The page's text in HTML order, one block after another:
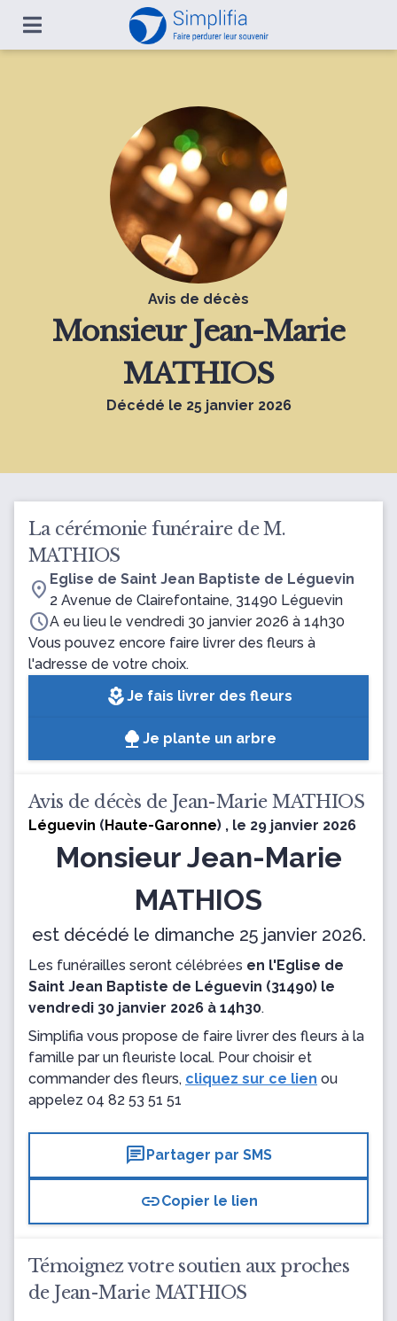
Avis de décès
MonsieurJean-Marie
MATHIOS
Décédé le 25 janvier 2026
La cérémonie funéraire de M.
MATHIOS
location_on Eglise de Saint Jean Baptiste de Léguevin
2 Avenue de Clairefontaine, 31490 Léguevin
scheduleA eu lieu le vendredi 30 janvier 2026 à 14h30
Vous pouvez encore faire livrer des fleurs à
l'adresse de votre choix.
local_floristJe fais livrer des fleurs
Je plante un arbre
Avis de décès de Jean-Marie MATHIOS
Léguevin (Haute-Garonne) , le 29 janvier 2026
Monsieur Jean-Marie
MATHIOS
est décédé le dimanche 25 janvier 2026.
Les funérailles seront célébrées en l'Eglise de
Saint Jean Baptiste de Léguevin (31490) le
vendredi 30 janvier 2026 à 14h30.
Simplifia vous propose de faire livrer des fleurs à la
famille par un fleuriste local. Pour choisir et
commander des fleurs, cliquez sur ce lien ou
appelez 04 82 53 51 51
chatPartager par SMS
linkCopier le lien
Témoignez votre soutien aux proches
de Jean-Marie MATHIOS